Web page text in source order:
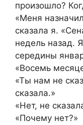
произошло?
«Меня
сказала я.
недель назад.
середины
«Восемь
«Ты нам не
сказала.»
«Нет, не
«Почему нет?»